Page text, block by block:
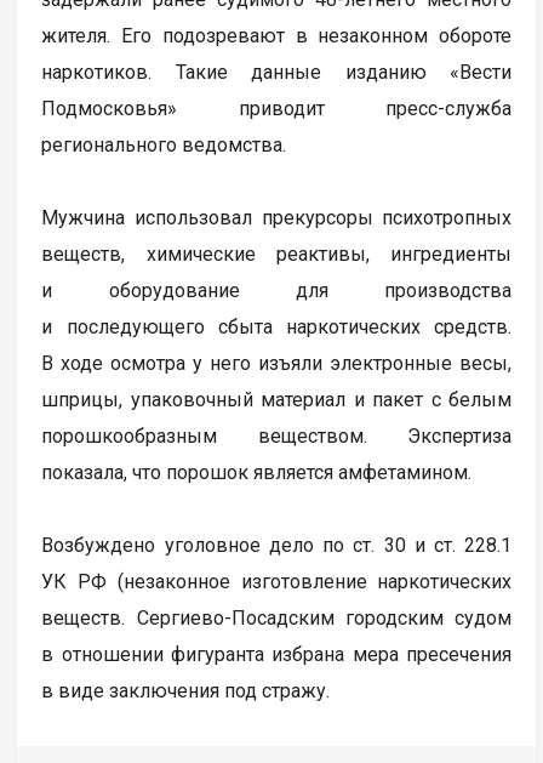
жителя. Его подозревают в незаконном обороте
наркотиков. Такие данные изданию «Вести
Подмосковья» приводит пресс-служба
регионального ведомства.
Мужчина использовал прекурсоры психотропных
веществ, химические реактивы, ингредиенты
и оборудование для производства
и последующего сбыта наркотических средств.
В ходе осмотра у него изъяли электронные весы,
шприцы, упаковочный материал и пакет с белым
порошкообразным веществом. Экспертиза
показала, что порошок является амфетамином.
Возбуждено уголовное дело по ст. 30 и ст. 228.1
УК РФ (незаконное изготовление наркотических
веществ. Сергиево-Посадским городским судом
в отношении фигуранта избрана мера пресечения
в виде заключения под стражу.